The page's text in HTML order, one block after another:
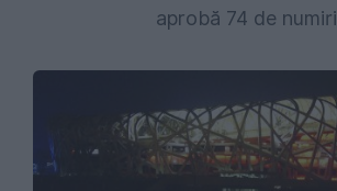
aprobă 74 de numiri